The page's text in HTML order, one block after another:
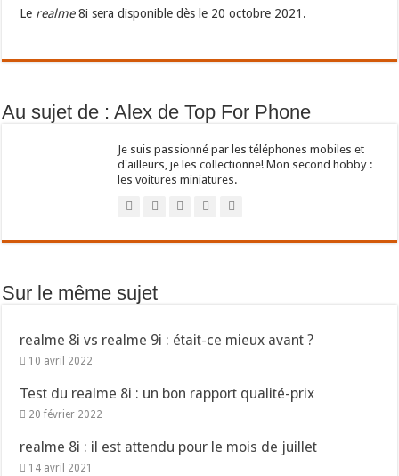
Le realme8i sera disponible dès le 20 octobre 2021.
Au sujet de : Alex de Top For Phone
Je suis passionné par les téléphones mobiles et
d'ailleurs, je les collectionne! Mon second hobby :
les voitures miniatures.
Sur le même sujet
realme 8i vs realme 9i : était-ce mieux avant ?
10 avril 2022
Test du realme 8i : un bon rapport qualité-prix
20 février 2022
realme 8i : il est attendu pour le mois de juillet
14 avril 2021